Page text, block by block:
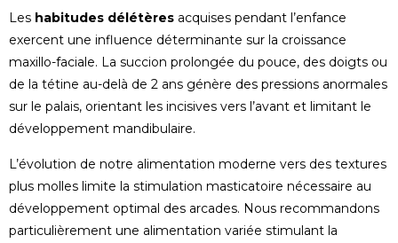
Les habitudes délétères acquises pendant l’enfance
exercent une influence déterminante sur la croissance
maxillo-faciale. La succion prolongée du pouce, des doigts ou
de la tétine au-delà de 2 ans génère des pressions anormales
sur le palais, orientant les incisives vers l’avant et limitant le
développement mandibulaire.
L’évolution de notre alimentation moderne vers des textures
plus molles limite la stimulation masticatoire nécessaire au
développement optimal des arcades. Nous recommandons
particulièrement une alimentation variée stimulant la